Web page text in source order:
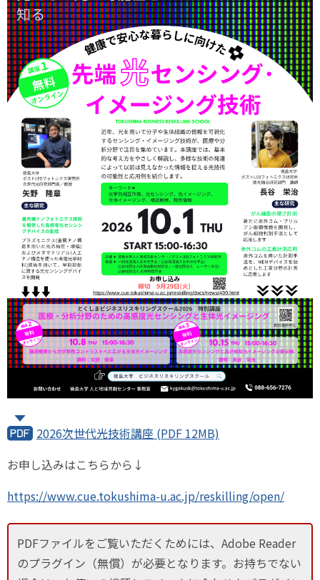
2026次世代光技術講座 (PDF 12MB)
お申し込みはこちらから↓
https://www.cue.tokushima-u.ac.jp/reskilling/open/
PDFファイルをご覧いただくためには、Adobe Reader
のプラグイン（無償）が必要となります。お持ちでない